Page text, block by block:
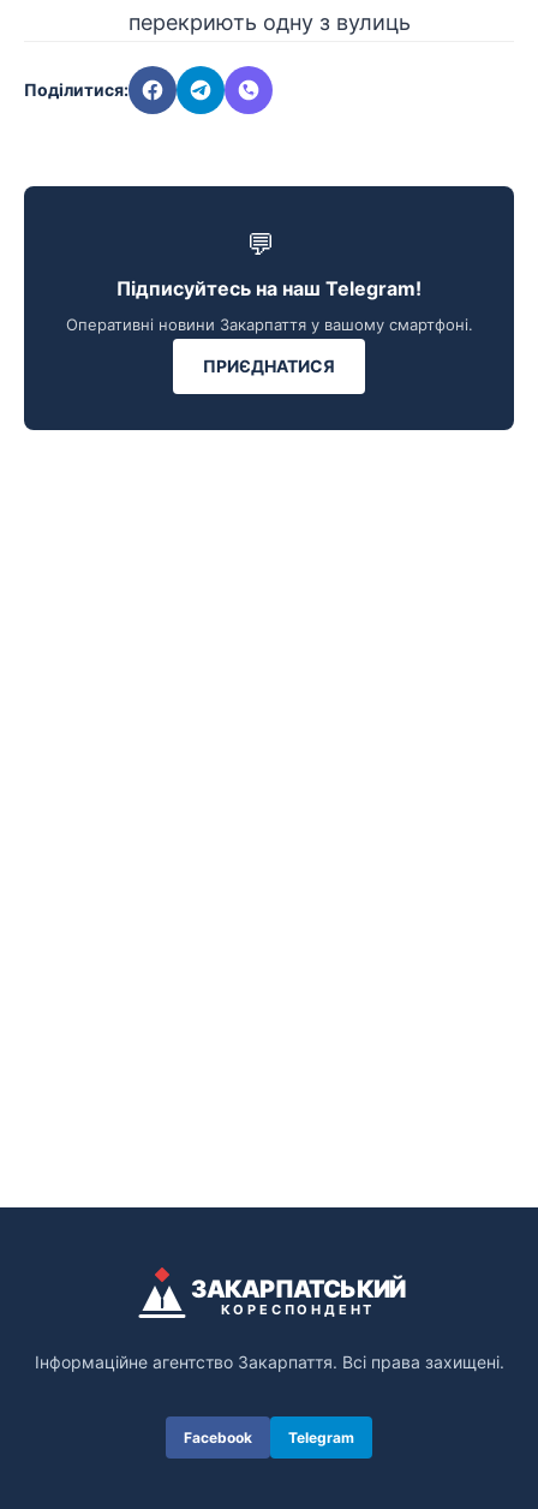
Поділитися:
💬
Підписуйтесь на наш Telegram!
Оперативні новини Закарпаття у вашому смартфоні.
ПРИЄДНАТИСЯ
ЗАКАРПАТСЬКИЙ
КОРЕСПОНДЕНТ
Інформаційне агентство Закарпаття. Всі права захищені.
Facebook Telegram